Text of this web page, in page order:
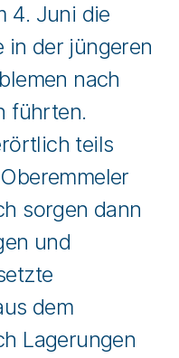
4. Juni die
in der jüngeren
nach
führten.
teils
sorgen dann
und
dem
Lagerungen